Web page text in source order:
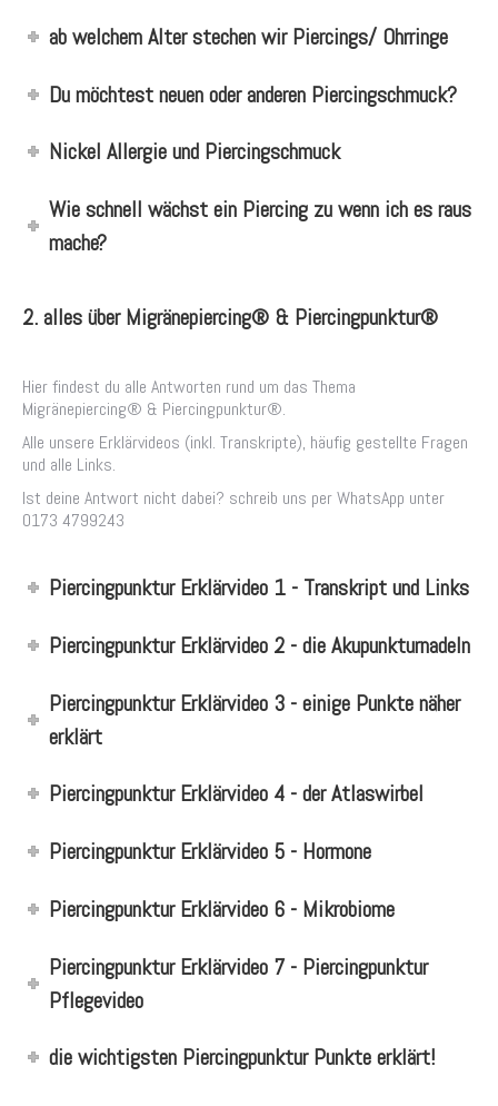
ab welchem Alter stechen wir Piercings/ Ohrringe
Du möchtest neuen oder anderen Piercingschmuck?
Nickel Allergie und Piercingschmuck
Wie schnell wächst ein Piercing zu wenn ich es raus
mache?
2. alles über Migränepiercing® & Piercingpunktur®
Hier findest du alle Antworten rund um das Thema
Migränepiercing® & Piercingpunktur®.
Alle unsere Erklärvideos (inkl. Transkripte), häufig gestellte Fragen
und alle Links.
Ist deine Antwort nicht dabei? schreib uns per WhatsApp unter
0173 4799243
Piercingpunktur Erklärvideo 1 - Transkript und Links
Piercingpunktur Erklärvideo 2 - die Akupunkturnadeln
Piercingpunktur Erklärvideo 3 - einige Punkte näher
erklärt
Piercingpunktur Erklärvideo 4 - der Atlaswirbel
Piercingpunktur Erklärvideo 5 - Hormone
Piercingpunktur Erklärvideo 6 - Mikrobiome
Piercingpunktur Erklärvideo 7 - Piercingpunktur
Pflegevideo
die wichtigsten Piercingpunktur Punkte erklärt!